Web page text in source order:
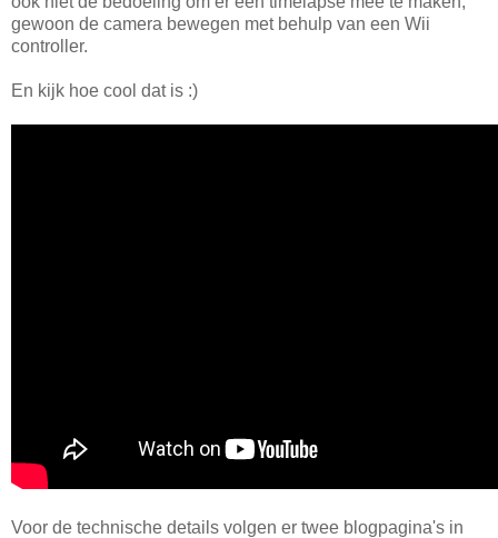
gewoon de camera bewegen met behulp van een Wii
controller.
En kijk hoe cool dat is :)
Voor de technische details volgen er twee blogpagina's in